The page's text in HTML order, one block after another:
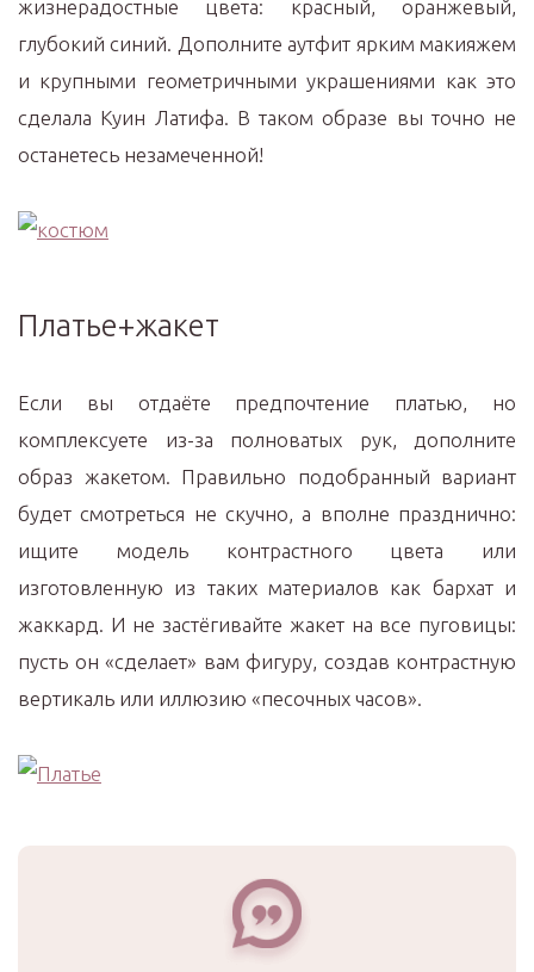
жизнерадостные цвета: красный, оранжевый,
глубокий синий. Дополните аутфит ярким макияжем
и крупными геометричными украшениями как это
сделала Куин Латифа. В таком образе вы точно не
останетесь незамеченной!
Платье+жакет
Если вы отдаёте предпочтение платью, но
комплексуете из-за полноватых рук, дополните
образ жакетом. Правильно подобранный вариант
будет смотреться не скучно, а вполне празднично:
ищите модель контрастного цвета или
изготовленную из таких материалов как бархат и
жаккард. И не застёгивайте жакет на все пуговицы:
пусть он «сделает» вам фигуру, создав контрастную
вертикаль или иллюзию «песочных часов».